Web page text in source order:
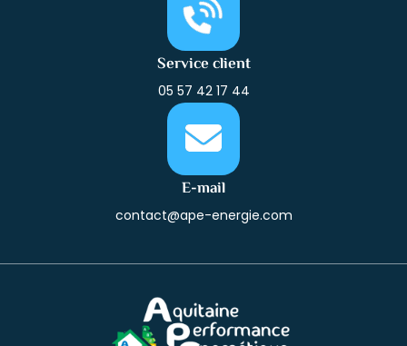
Service client
05 57 42 17 44
E-mail
contact@ape-energie.com